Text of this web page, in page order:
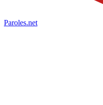
Paroles.net